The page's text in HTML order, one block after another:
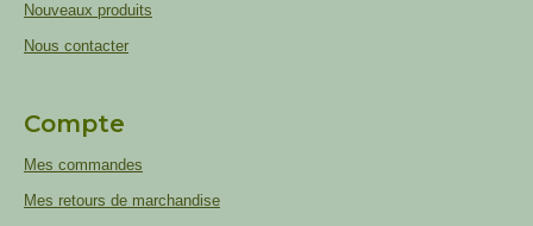
Nouveaux produits
Nous contacter
Compte
Mes commandes
Mes retours de marchandise